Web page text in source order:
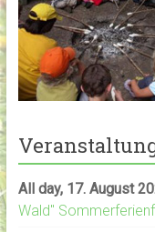
All day, 17. August
Wald"